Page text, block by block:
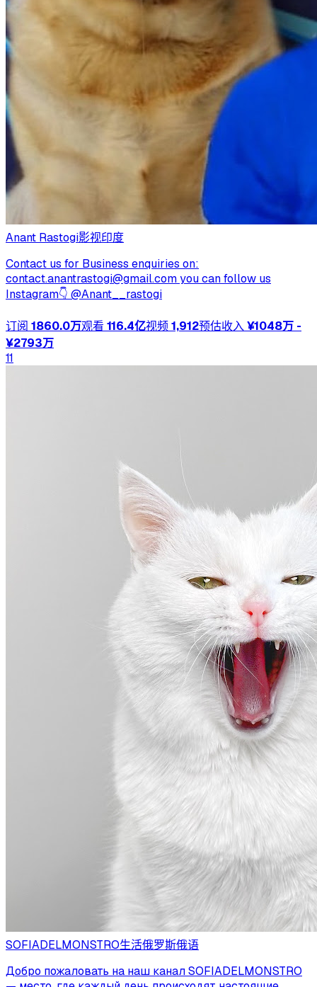
Anant Rastogi影视印度
Contact us for Business enquiries on:
contact.anantrastogi@gmail.comyou can follow us
Instagram👇 @Anant__rastogi
订阅 1860.0万观看 116.4亿视频1,912预估收入¥1048万 -
¥2793万
11
SOFIADELMONSTRO生活俄罗斯俄语
Добро пожаловать на наш канал SOFIADELMONSTRO